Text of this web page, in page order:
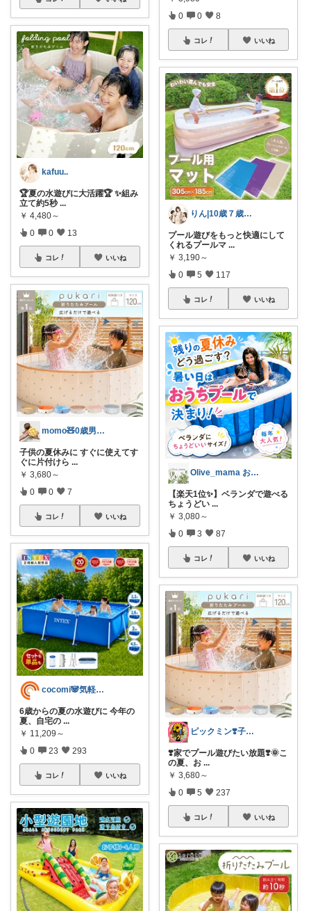
kafuu..
🏆夏の水遊びに大活躍🏆 ✨組み
立て約5秒 ...
￥ 4,480～
0 0 13
コレ いいね
momo🧸0歳男の子ママ
子供の夏休みに すぐに使えてす
ぐに片付けら ...
￥ 3,680～
0 0 7
コレ いいね
cocomi🐼気軽にお買いもの♪
6歳からの夏の水遊びに 今年の
夏、自宅の ...
￥ 11,209～
0 23 293
コレ いいね
0 0 8
コレ いいね
りん|10歳７歳ママ×妊娠中
プール遊びをもっと快適にして
くれるプールマ ...
￥ 3,190～
0 5 117
コレ いいね
Olive_mama おしゃれと暮らし
​【楽天1位✨】ベランダで遊べる
ちょうどい ...
￥ 3,080～
0 3 87
コレ いいね
ピックミン❣️子育てパパママ応援グッズ
❣️家でプール遊びたい放題❣️🌞こ
の夏、お ...
￥ 3,680～
0 5 237
コレ いいね